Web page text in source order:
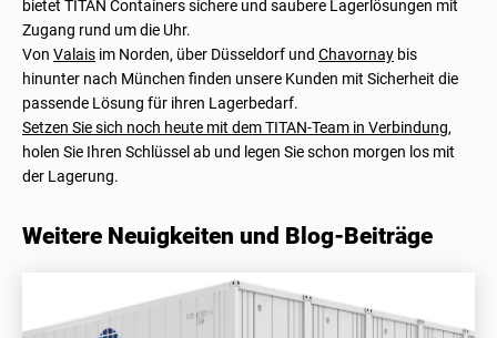
bietet TITAN Containers sichere und saubere Lagerlösungen mit
Zugang rund um die Uhr.
Von Valais im Norden, über Düsseldorf und Chavornay bis
hinunter nach München finden unsere Kunden mit Sicherheit die
passende Lösung für ihren Lagerbedarf.
Setzen Sie sich noch heute mit dem TITAN-Team in Verbindung,
holen Sie Ihren Schlüssel ab und legen Sie schon morgen los mit
der Lagerung.
Weitere Neuigkeiten und Blog-Beiträge